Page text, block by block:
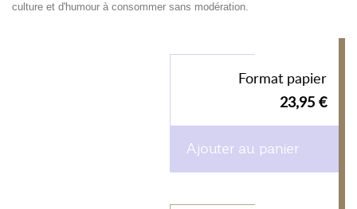
culture et d'humour à consommer sans modération.
Format papier
23,95 €
Ajouter au panier